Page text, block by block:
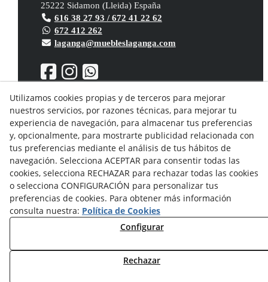
25222 Sidamon (Lleida) España
616 38 27 93 / 672 41 22 62
672 412 262
laganga@muebleslaganga.com
Aviso Legal
Política de privacidad
Política Cookies
Condiciones generales de compra
Derecho de desistimiento
Organismos de resolución de conflictos
Utilizamos cookies propias y de terceros para mejorar
nuestros servicios, por razones técnicas, para mejorar tu
experiencia de navegación, para almacenar tus preferencias
y, opcionalmente, para mostrarte publicidad relacionada con
tus preferencias mediante el análisis de tus hábitos de
navegación. Selecciona ACEPTAR para consentir todas las
cookies, selecciona RECHAZAR para rechazar todas las cookies
o selecciona CONFIGURACIÓN para personalizar tus
preferencias de cookies. Para obtener más información
consulta nuestra: Política de Cookies
Configurar
Rechazar